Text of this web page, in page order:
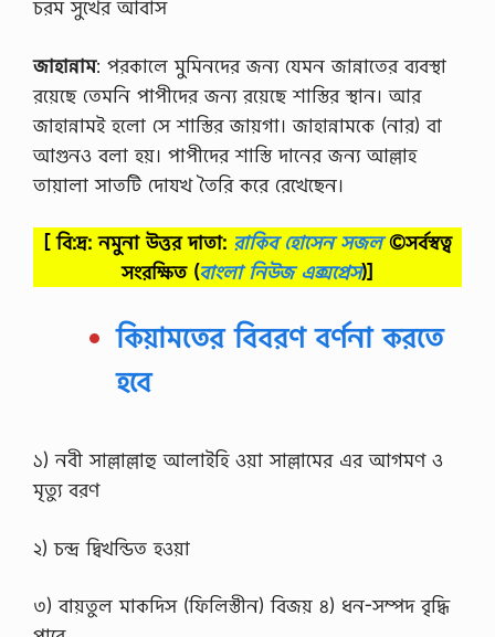
চরম সুখের আবাস
জাহান্নাম: পরকালে মুমিনদের জন্য যেমন জান্নাতের ব্যবস্থা
রয়েছে তেমনি পাপীদের জন্য রয়েছে শাস্তির স্থান। আর
জাহান্নামই হলো সে শাস্তির জায়গা। জাহান্নামকে (নার) বা
আগুনও বলা হয়। পাপীদের শাস্তি দানের জন্য আল্লাহ
তায়ালা সাতটি দোযখ তৈরি করে রেখেছেন।
[ বি:দ্র: নমুনা উত্তর দাতা: রাকিব হোসেন সজল©সর্বস্বত্ব
সংরক্ষিত (বাংলা নিউজ এক্সপ্রেস)]
কিয়ামতের বিবরণ বর্ণনা করতে
হবে
১) নবী সাল্লাল্লাহু আলাইহি ওয়া সাল্লামের এর আগমণ ও
মৃত্যু বরণ
২) চন্দ্র দ্বিখন্ডিত হওয়া
৩) বায়তুল মাকদিস (ফিলিস্তীন) বিজয় ৪) ধন-সম্পদ বৃদ্ধি